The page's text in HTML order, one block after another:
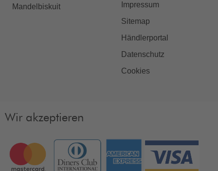
Mandelbiskuit
Impressum
Sitemap
Händlerportal
Datenschutz
Cookies
Wir akzeptieren